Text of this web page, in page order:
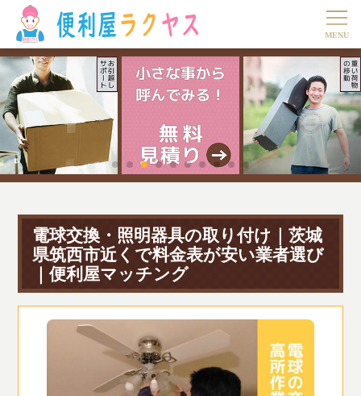
電球交換・照明器具の取り付け｜茨城
県筑西市近くで料金表が安い業者選び
｜便利屋マッチング